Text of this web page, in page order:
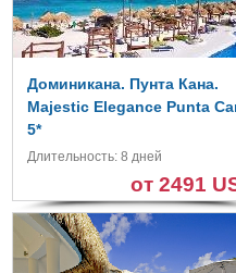
Доминикана. Пунта Кана.
Majestic Elegance Punta
5*
Длительность: 8 дней
от 2491